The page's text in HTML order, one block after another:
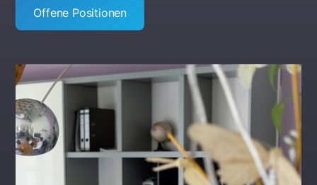
Offene Positionen